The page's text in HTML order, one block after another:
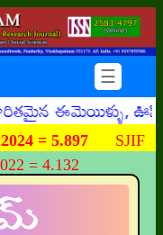
☰
ఊహించని రీతిగా
= 5.897 SJIF
= 4.132